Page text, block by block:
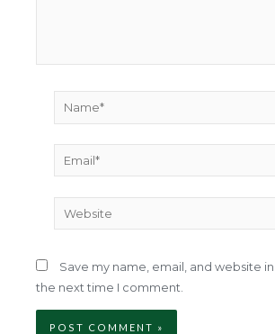
Name*
Email*
Website
Save my name, email, and website
the next time I comment.